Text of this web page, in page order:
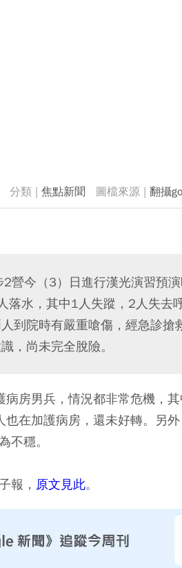
焦點新聞 翻攝
營今（3）日進行漢光演習預
落水，其中1人失蹤，2人失去
到院時有嚴重嗆傷，經急診
，尚未完全脫險。
病房男兵，情況都非常危機，
也在加護病房，還未好轉。另
不穩。
報， 原文見此。